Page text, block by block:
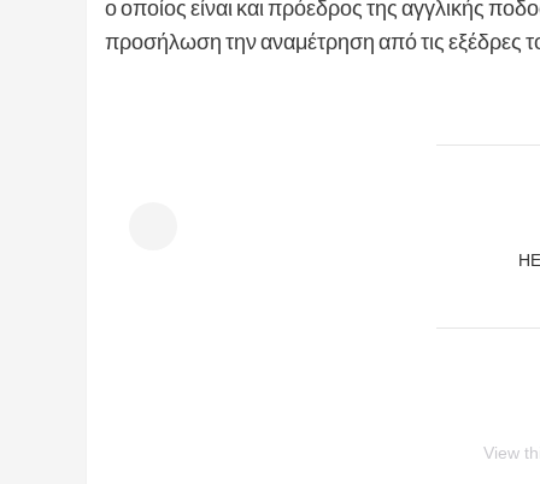
ο οποίος είναι και πρόεδρος της αγγλικής
προσήλωση την αναμέτρηση από τις εξέδρες
View